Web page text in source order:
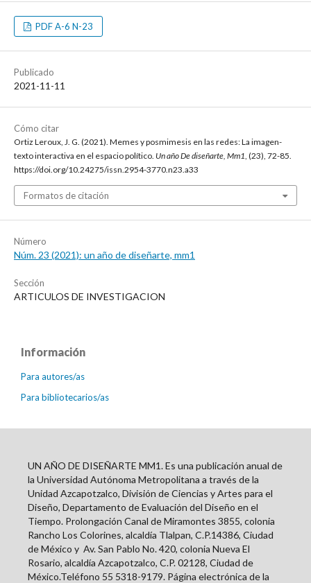
PDF A-6 N-23
Publicado
2021-11-11
Cómo citar
Ortiz Leroux, J. G. (2021). Memes y posmimesis en las redes: La imagen-
texto interactiva en el espacio político. Un año De diseñarte, Mm1 , (23), 72-85.
https://doi.org/10.24275/issn.2954-3770.n23.a33
Formatos de citación
Número
Núm. 23 (2021): un año de diseñarte, mm1
Sección
ARTICULOS DE INVESTIGACION
Información
Para autores/as
Para bibliotecarios/as
UN AÑO DE DISEÑARTE MM1. Es una publicación anual de
la Universidad Autónoma Metropolitana a través de la
Unidad Azcapotzalco, División de Ciencias y Artes para el
Diseño, Departamento de Evaluación del Diseño en el
Tiempo. Prolongación Canal de Miramontes 3855, colonia
Rancho Los Colorines, alcaldía Tlalpan, C.P.14386, Ciudad
de México y Av. San Pablo No. 420, colonia Nueva El
Rosario, alcaldía Azcapotzalco, C.P. 02128, Ciudad de
México.Teléfono 55 5318-9179. Página electrónica de la